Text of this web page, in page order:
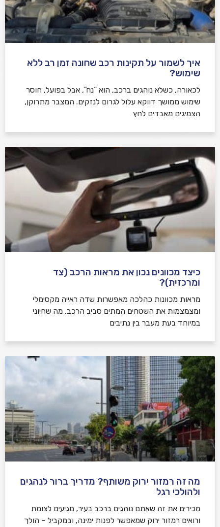
איך לשמור על תקינות רכב שחונה זמן רב ללא
שימוש?
לכאורה, כשלא נוהגים ברכב, הוא “נח”, אבל בפועל, חוסר
שימוש ממושך דווקא עלול לגרום לנזקים. המצבר מתרוקן,
הצמיגים מאבדים לחץ
כיצד מכוונים נכון את מראות הרכב (צד
ומרכזית)?
מראות מכוונות כהלכה מאפשרות שדה ראייה מקסימלי
ומצמצמות את השטחים המתים סביב הרכב, מה שחיוני
במיוחד בעת מעבר בין נתיבים
מה זה רמזור ירוק משותף? מדריך ברור לנהגים
ולהולכי רגל
מכירים את זה שאתם נוהגים ברכב בעיר, מגיעים לצומת
ורואים רמזור ירוק שמאפשר לפנות ימינה, ובמקביל – הולך